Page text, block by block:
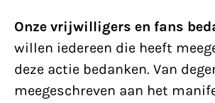
Onze vrijwilligers en fans
willen iedereen die heeft
deze actie bedanken. Van
meegeschreven aan het